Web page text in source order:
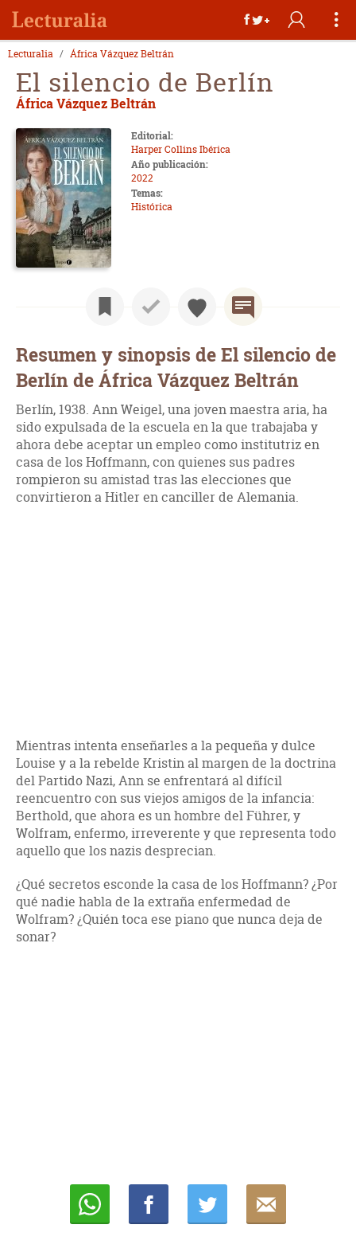
Lecturalia África Vázquez Beltrán
El silencio de Berlín
África Vázquez Beltrán
Editorial:
Harper Collins Ibérica
Año publicación:
2022
Temas:
Histórica
Resumen y sinopsis de El silencio de
Berlín de África Vázquez Beltrán
Berlín, 1938. Ann Weigel, una joven maestra aria, ha
sido expulsada de la escuela en la que trabajaba y
ahora debe aceptar un empleo como institutriz en
casa de los Hoffmann, con quienes sus padres
rompieron su amistad tras las elecciones que
convirtieron a Hitler en canciller de Alemania.
Mientras intenta enseñarles a la pequeña y dulce
Louise y a la rebelde Kristin al margen de la doctrina
del Partido Nazi, Ann se enfrentará al difícil
reencuentro con sus viejos amigos de la infancia:
Berthold, que ahora es un hombre del Führer, y
Wolfram, enfermo, irreverente y que representa todo
aquello que los nazis desprecian.
¿Qué secretos esconde la casa de los Hoffmann? ¿Por
qué nadie habla de la extraña enfermedad de
Wolfram? ¿Quién toca ese piano que nunca deja de
sonar?